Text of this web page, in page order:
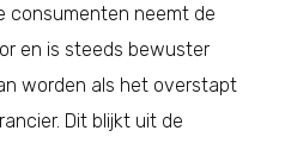
consumenten neemt de
en is steeds bewuster
worden als het overstapt
Dit blijkt uit de